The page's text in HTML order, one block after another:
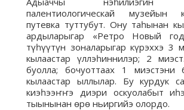
палентиологическай музейын
путевка туттубут. Ону таһынан
ардыларыгар «Ретро Новый
түһүүтүн зоналарыгар күрэххэ 3
кылаастар үллэһиннилэр; 2
буолла; бочуоттаах 1
кылаастар ыллылар. Бу курдук
киэһээҥҥэ диэри оскуолабыт
тыынынан өрө ньиргийэ олордо.